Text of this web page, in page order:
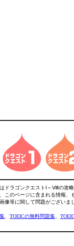
はドラゴンクエストⅠ～Ⅷの攻
このページに含まれる情報
像等に関して問題がござい
TOEICの無料問題集